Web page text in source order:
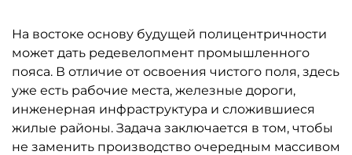
На востоке основу будущей полицентричности
может дать редевелопмент промышленного
пояса. В отличие от освоения чистого поля, здесь
уже есть рабочие места, железные дороги,
инженерная инфраструктура и сложившиеся
жилые районы. Задача заключается в том, чтобы
не заменить производство очередным массивом